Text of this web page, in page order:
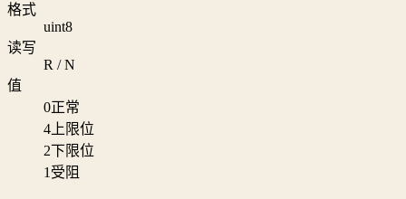
格式
uint8
读写
R / N
值
0正常
4 上限位
2下限位
1 受阻